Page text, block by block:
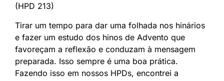
(HPD 213)
Tirar um tempo para dar uma folhada nos hinários
e fazer um estudo dos hinos de Advento que
favoreçam a reflexão e conduzam à mensagem
preparada. Isso sempre é uma boa prática.
Fazendo isso em nossos HPDs, encontrei a